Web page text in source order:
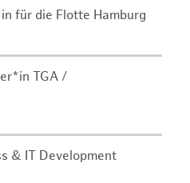
für die Flotte Hamburg
TGA /
& IT Development